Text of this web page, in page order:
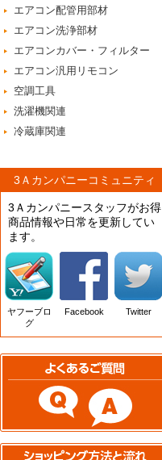
エアコン配管用部材
エアコン洗浄部材
エアコンカバー・フィルター
エアコン汎用リモコン
空調工具
洗濯機関連
冷蔵庫関連
3Ａカンパニーコミュニティ
3Ａカンパニースタッフがお得
商品情報や日常を更新してい
ます。
ヤフーブロ
グ
Facebook Twitter